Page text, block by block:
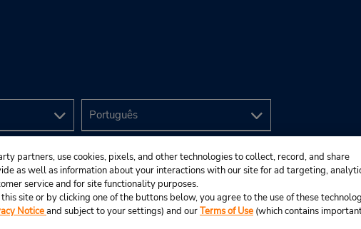
Inc.
partners, use cookies, pixels, and other technologies to collect, record, and share
as well as information about your interactions with our site for ad targeting,
service and for site functionality purposes.
site or by clicking one of the buttons below, you agree to the use of these
Noticeand subject to your settings) and ourTerms of Use (which contains